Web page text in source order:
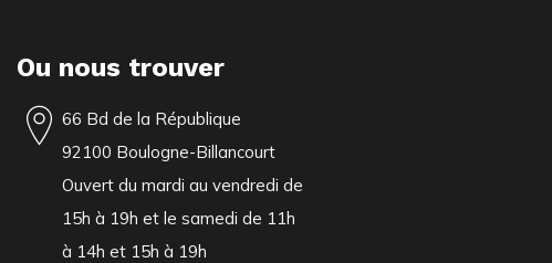
Ou nous trouver
66 Bd de la République
92100 Boulogne-Billancourt
Ouvert du mardi au vendredi de
15h à 19h et le samedi de 11h
à 14h et 15h à 19h